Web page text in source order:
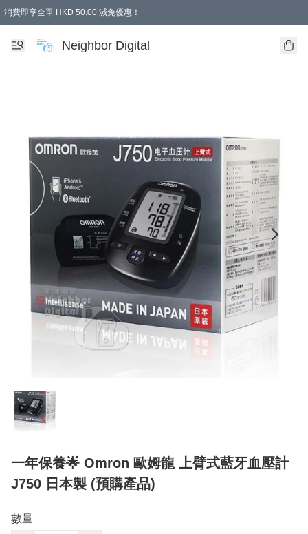
消費即享全單 HKD 50.00 減免優惠！
Neighbor Digital
一年保養🌟 Omron 歐姆龍 上臂式藍牙血壓計
J750 日本製 (預購產品)
數量